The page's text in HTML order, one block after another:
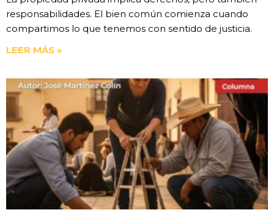
responsabilidades. El bien común comienza cuando
compartimos lo que tenemos con sentido de justicia.
LEER MÁS »